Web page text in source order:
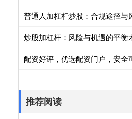
普通人加杠杆炒股：合规途径与
炒股加杠杆：风险与机遇的平衡
配资好评，优选配资门户，安全
推荐阅读